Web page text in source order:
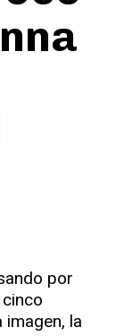
por
la